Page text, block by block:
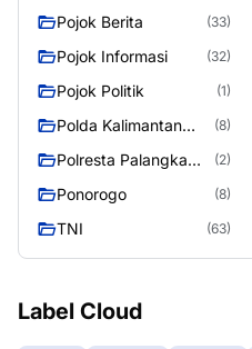
Pojok Berita (33)
Pojok Informasi (32)
Pojok Politik (1)
Polda Kalimantan
(8)
Polresta Palangka
(2)
Ponorogo (8)
TNI (63)
Label Cloud